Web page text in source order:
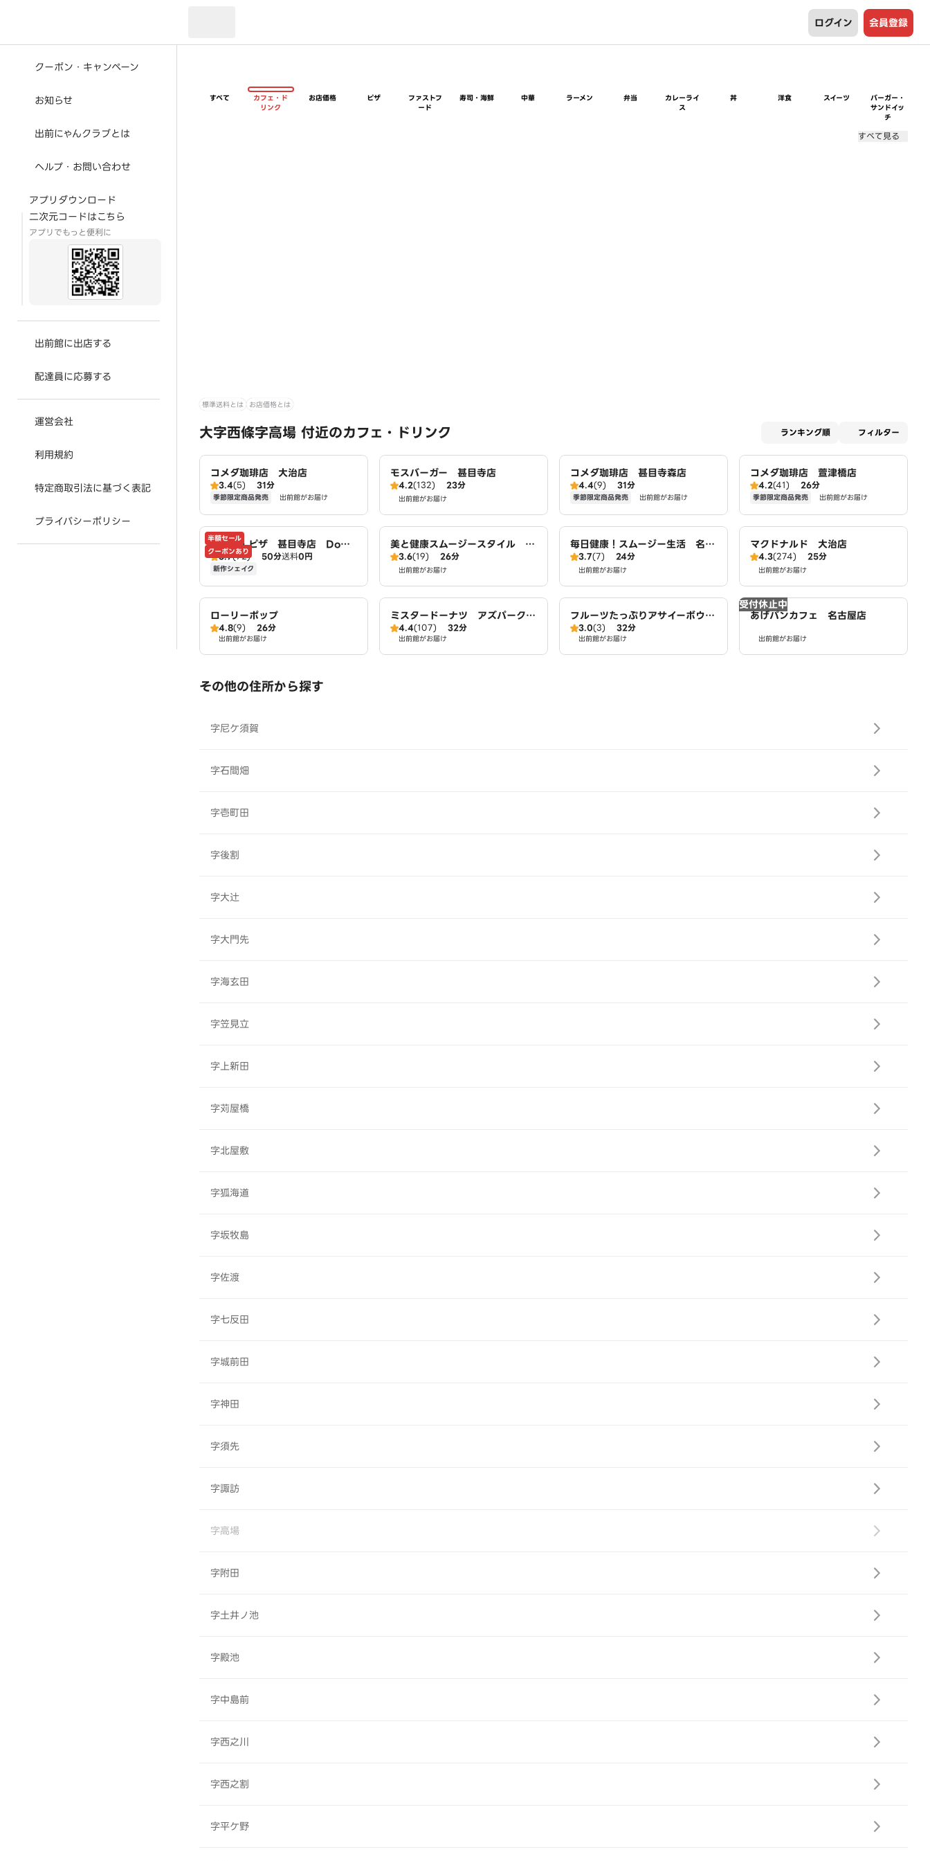
ログイン 会員登録
クーポン・キャンペーン
お知らせ
出前にゃんクラブとは
ヘルプ・お問い合わせ
アプリダウンロード
二次元コードはこちら
アプリでもっと便利に
出前館に出店する
配達員に応募する
運営会社
利用規約
特定商取引法に基づく表記
プライバシーポリシー
すべて
カフェ・ド
リンク
お店価格 ピザ
ファストフ
ード
寿司・海鮮 中華 ラーメン 弁当
カレーライ
ス
丼 洋食 スイーツ
バーガー・
サンドイッ
チ
すべて見る
標準送料とは お店価格とは
大字西條字高場 付近のカフェ・ドリンク ランキング順 フィルター
コメダ珈琲店 大治店
3.4(5) 31分
季節限定商品発売 出前館がお届け
モスバーガー 甚目寺店
4.2(132) 23分
出前館がお届け
コメダ珈琲店 甚目寺森店
4.4(9) 31分
季節限定商品発売 出前館がお届け
コメダ珈琲店 萱津橋店
4.2(41) 26分
季節限定商品発売 出前館がお届け
半額セール
クーポンあり
ドミノ・ピザ 甚目寺店 Domi
no's
3.7(72) 50分送料0円
新作シェイク
美と健康スムージースタイル 名
古屋店
3.6(19) 26分
出前館がお届け
毎日健康！スムージー生活 名古
屋店
3.7(7) 24分
出前館がお届け
マクドナルド 大治店
4.3(274) 25分
出前館がお届け
ローリーポップ
4.8(9) 26分
出前館がお届け
ミスタードーナツ アズパーク千
音寺ショップ
4.4(107) 32分
出前館がお届け
フルーツたっぷりアサイーボウル
～ワイキキ・ボウルズ 大治店
3.0(3) 32分
出前館がお届け
受付休止中
あげパンカフェ 名古屋店
出前館がお届け
その他の住所から探す
字尼ケ須賀
字石間畑
字壱町田
字後割
字大辻
字大門先
字海玄田
字笠見立
字上新田
字苅屋橋
字北屋敷
字狐海道
字坂牧島
字佐渡
字七反田
字城前田
字神田
字須先
字諏訪
字高場
字附田
字土井ノ池
字殿池
字中島前
字西之川
字西之割
字平ケ野